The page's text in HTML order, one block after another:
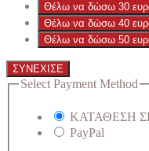
Θέλω να δώσω 30
Θέλω να δώσω 40
Θέλω να δώσω 50
ΣΥΝΕΧΙΣΕ
Select Payment Method
ΚΑΤΑΘΕΣΗ
PayPal